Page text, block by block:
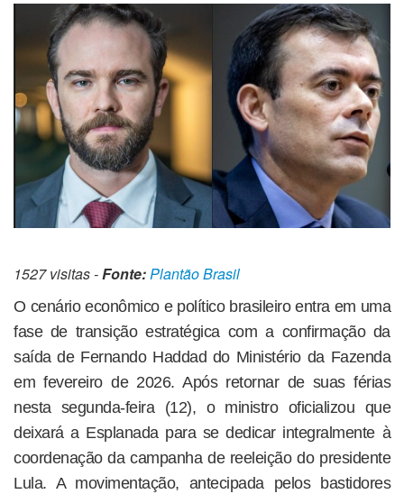
1527 visitas -Fonte:Plantão Brasil
O cenário econômico e político brasileiro entra em uma
fase de transição estratégica com a confirmação da
saída de Fernando Haddad do Ministério da Fazenda
em fevereiro de 2026. Após retornar de suas férias
nesta segunda-feira (12), o ministro oficializou que
deixará a Esplanada para se dedicar integralmente à
coordenação da campanha de reeleição do presidente
Lula. A movimentação, antecipada pelos bastidores